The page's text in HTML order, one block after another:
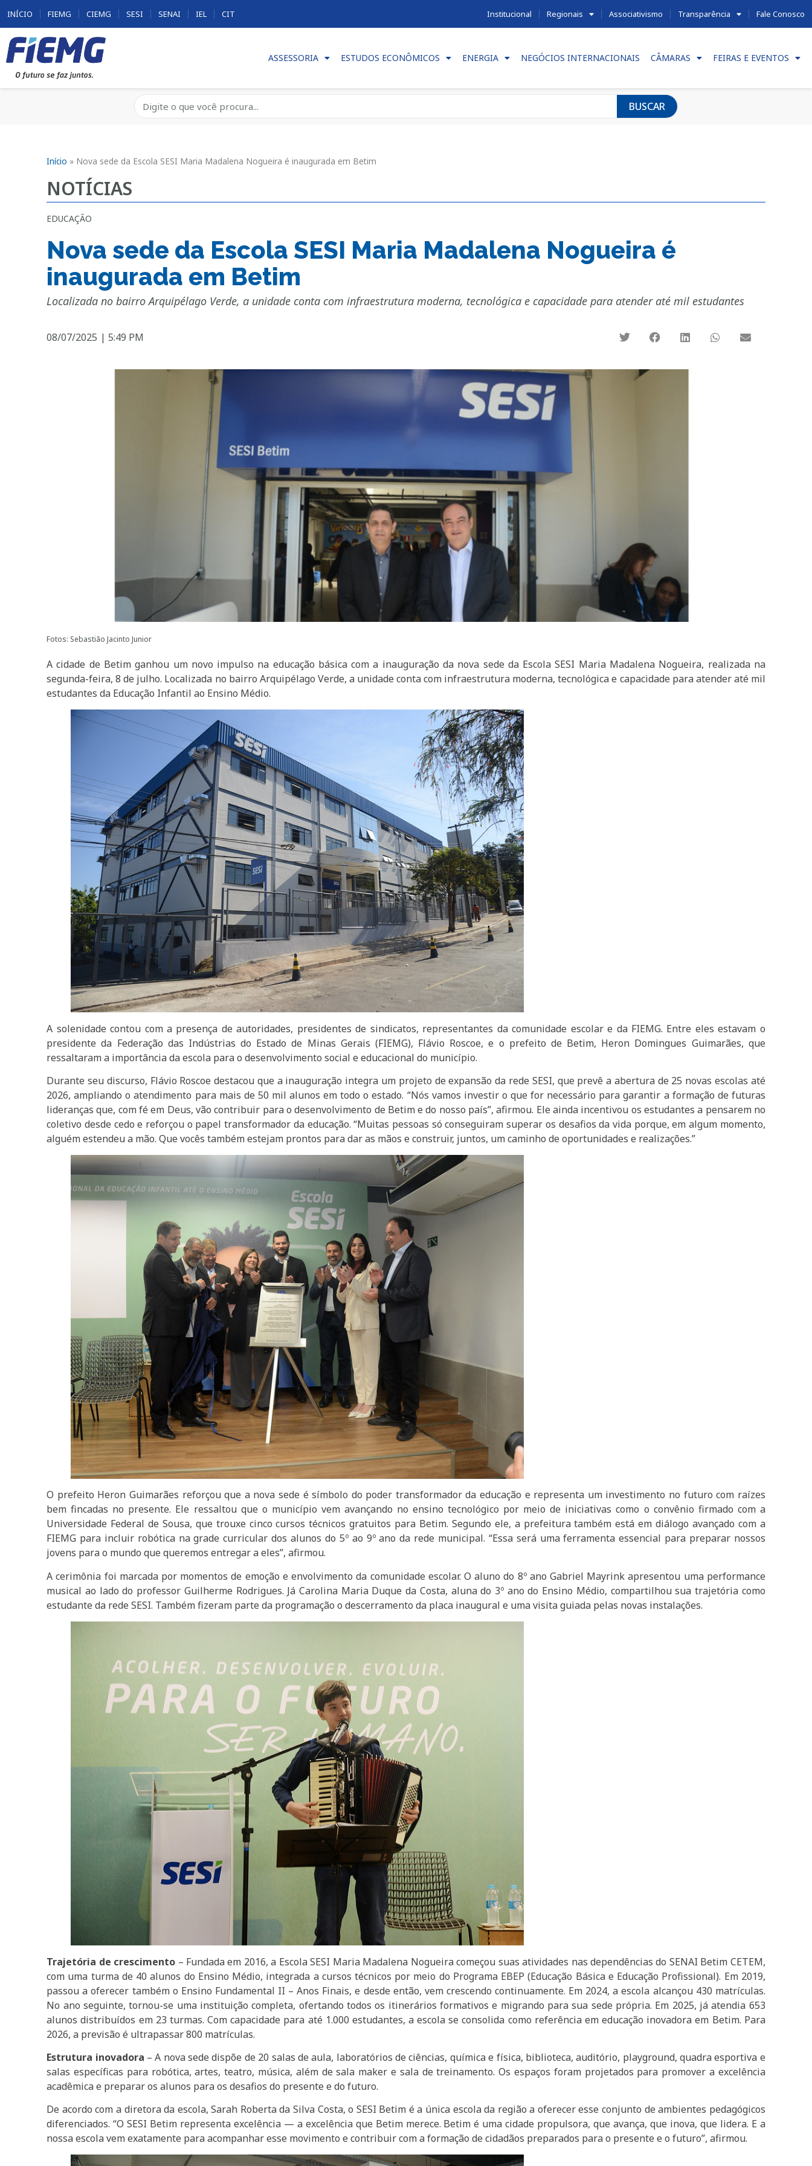
INÍCIO FIEMG CIEMG SESI SENAI IEL CIT Institucional Regionais Associativismo Transparência Fale Conosco
ASSESSORIA ESTUDOS ECONÔMICOS ENERGIA NEGÓCIOS INTERNACIONAIS CÂMARAS FEIRAS E EVENTOS
BUSCAR
Início » Nova sede da Escola SESI Maria Madalena Nogueira é inaugurada em Betim
NOTÍCIAS
EDUCAÇÃO
Nova sede da Escola SESI Maria Madalena Nogueira é
inaugurada em Betim
Localizada no bairro Arquipélago Verde, a unidade conta com infraestrutura moderna, tecnológica e capacidade para atender até mil estudantes
08/07/2025 | 5:49 PM
Fotos: Sebastião Jacinto Junior
A cidade de Betim ganhou um novo impulso na educação básica com a inauguração da nova sede da Escola SESI Maria Madalena Nogueira, realizada na
segunda-feira, 8 de julho. Localizada no bairro Arquipélago Verde, a unidade conta com infraestrutura moderna, tecnológica e capacidade para atender até mil
estudantes da Educação Infantil ao Ensino Médio.
A solenidade contou com a presença de autoridades, presidentes de sindicatos, representantes da comunidade escolar e da FIEMG. Entre eles estavam o
presidente da Federação das Indústrias do Estado de Minas Gerais (FIEMG), Flávio Roscoe, e o prefeito de Betim, Heron Domingues Guimarães, que
ressaltaram a importância da escola para o desenvolvimento social e educacional do município.
Durante seu discurso, Flávio Roscoe destacou que a inauguração integra um projeto de expansão da rede SESI, que prevê a abertura de 25 novas escolas até
2026, ampliando o atendimento para mais de 50 mil alunos em todo o estado. “Nós vamos investir o que for necessário para garantir a formação de futuras
lideranças que, com fé em Deus, vão contribuir para o desenvolvimento de Betim e do nosso país”, afirmou. Ele ainda incentivou os estudantes a pensarem no
coletivo desde cedo e reforçou o papel transformador da educação. “Muitas pessoas só conseguiram superar os desafios da vida porque, em algum momento,
alguém estendeu a mão. Que vocês também estejam prontos para dar as mãos e construir, juntos, um caminho de oportunidades e realizações.”
O prefeito Heron Guimarães reforçou que a nova sede é símbolo do poder transformador da educação e representa um investimento no futuro com raízes
bem fincadas no presente. Ele ressaltou que o município vem avançando no ensino tecnológico por meio de iniciativas como o convênio firmado com a
Universidade Federal de Sousa, que trouxe cinco cursos técnicos gratuitos para Betim. Segundo ele, a prefeitura também está em diálogo avançado com a
FIEMG para incluir robótica na grade curricular dos alunos do 5º ao 9º ano da rede municipal. “Essa será uma ferramenta essencial para preparar nossos
jovens para o mundo que queremos entregar a eles”, afirmou.
A cerimônia foi marcada por momentos de emoção e envolvimento da comunidade escolar. O aluno do 8º ano Gabriel Mayrink apresentou uma performance
musical ao lado do professor Guilherme Rodrigues. Já Carolina Maria Duque da Costa, aluna do 3º ano do Ensino Médio, compartilhou sua trajetória como
estudante da rede SESI. Também fizeram parte da programação o descerramento da placa inaugural e uma visita guiada pelas novas instalações.
Trajetória de crescimento – Fundada em 2016, a Escola SESI Maria Madalena Nogueira começou suas atividades nas dependências do SENAI Betim CETEM,
com uma turma de 40 alunos do Ensino Médio, integrada a cursos técnicos por meio do Programa EBEP (Educação Básica e Educação Profissional). Em 2019,
passou a oferecer também o Ensino Fundamental II – Anos Finais, e desde então, vem crescendo continuamente. Em 2024, a escola alcançou 430 matrículas.
No ano seguinte, tornou-se uma instituição completa, ofertando todos os itinerários formativos e migrando para sua sede própria. Em 2025, já atendia 653
alunos distribuídos em 23 turmas. Com capacidade para até 1.000 estudantes, a escola se consolida como referência em educação inovadora em Betim. Para
2026, a previsão é ultrapassar 800 matrículas.
Estrutura inovadora – A nova sede dispõe de 20 salas de aula, laboratórios de ciências, química e física, biblioteca, auditório, playground, quadra esportiva e
salas específicas para robótica, artes, teatro, música, além de sala maker e sala de treinamento. Os espaços foram projetados para promover a excelência
acadêmica e preparar os alunos para os desafios do presente e do futuro.
De acordo com a diretora da escola, Sarah Roberta da Silva Costa, o SESI Betim é a única escola da região a oferecer esse conjunto de ambientes pedagógicos
diferenciados. “O SESI Betim representa excelência — a excelência que Betim merece. Betim é uma cidade propulsora, que avança, que inova, que lidera. E a
nossa escola vem exatamente para acompanhar esse movimento e contribuir com a formação de cidadãos preparados para o presente e o futuro”, afirmou.